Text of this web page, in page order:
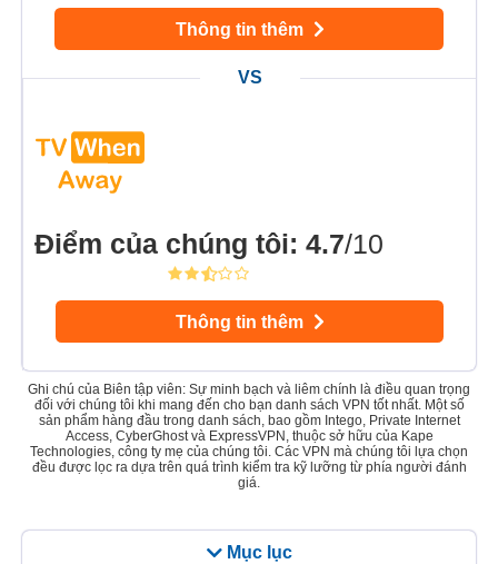
Mục lục
Thông tin thêm
Điểm của chúng tôi: 4.7/10
Thông tin thêm
Ghi chú của Biên tập viên: Sự minh bạch và liêm chính là điều quan trọng
đối với chúng tôi khi mang đến cho bạn danh sách VPN tốt nhất. Một số
sản phẩm hàng đầu trong danh sách, bao gồm Intego, Private Internet
Access, CyberGhost và ExpressVPN, thuộc sở hữu của Kape
Technologies, công ty mẹ của chúng tôi. Các VPN mà chúng tôi lựa chọn
đều được lọc ra dựa trên quá trình kiểm tra kỹ lưỡng từ phía người đánh
giá.